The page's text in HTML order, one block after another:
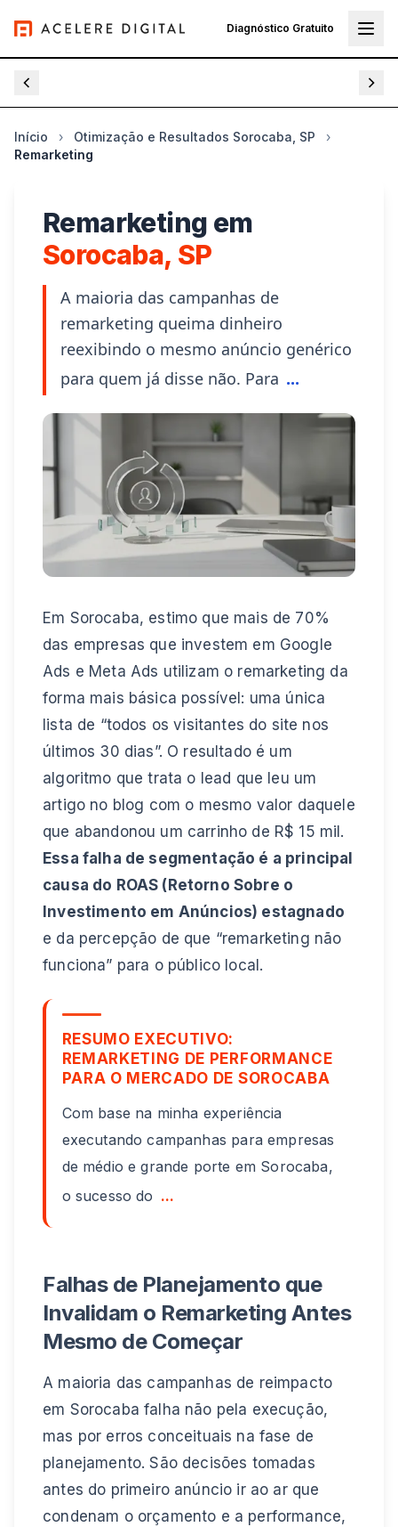
Diagnóstico Gratuito
Pago
Início › Otimização e Resultados Sorocaba, SP
›
Remarketing
Remarketing em
Sorocaba, SP
A maioria das campanhas de
remarketing queima dinheiro
reexibindo o mesmo anúncio genérico
para quem já disse não. Para ...
Em Sorocaba, estimo que mais de 70%
das empresas que investem em Google
Ads e Meta Ads utilizam o remarketing da
forma mais básica possível: uma única
lista de “todos os visitantes do site nos
últimos 30 dias”. O resultado é um
algoritmo que trata o lead que leu um
artigo no blog com o mesmo valor daquele
que abandonou um carrinho de R$ 15 mil.
Essa falha de segmentação é a principal
causa do ROAS (Retorno Sobre o
Investimento em Anúncios) estagnado
e da percepção de que “remarketing não
funciona” para o público local.
RESUMO EXECUTIVO:
REMARKETING DE PERFORMANCE
PARA O MERCADO DE SOROCABA
Com base na minha experiência
executando campanhas para empresas
de médio e grande porte em Sorocaba,
o sucesso do ...
Falhas de Planejamento que
Invalidam o Remarketing Antes
Mesmo de Começar
A maioria das campanhas de reimpacto
em Sorocaba falha não pela execução,
mas por erros conceituais na fase de
planejamento. São decisões tomadas
antes do primeiro anúncio ir ao ar que
condenam o orçamento e a performance,